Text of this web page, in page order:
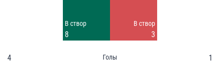
В створ
8
В створ
3
4 Голы 1